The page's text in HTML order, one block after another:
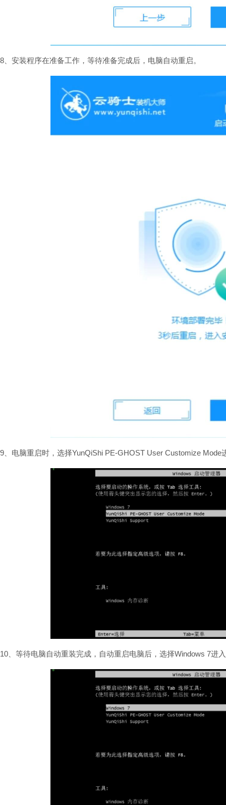
8、安装程序在准备工作，等待准备完成后，电脑自动重启。
9、电脑重启时，选择YunQiShi PE-GHOST User Customize Mode
10、等待电脑自动重装完成，自动重启电脑后，选择Windows 7进